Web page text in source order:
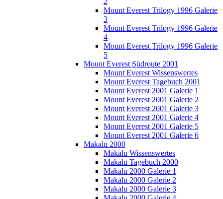
Mount Everest Trilogy 1996 Galerie
3
Mount Everest Trilogy 1996 Galerie
4
Mount Everest Trilogy 1996 Galerie
5
Mount Everest Südroute 2001
Mount Everest Wissenswertes
Mount Everest Tagebuch 2001
Mount Everest 2001 Galerie 1
Mount Everest 2001 Galerie 2
Mount Everest 2001 Galerie 3
Mount Everest 2001 Galerie 4
Mount Everest 2001 Galerie 5
Mount Everest 2001 Galerie 6
Makalu 2000
Makalu Wissenswertes
Makalu Tagebuch 2000
Makalu 2000 Galerie 1
Makalu 2000 Galerie 2
Makalu 2000 Galerie 3